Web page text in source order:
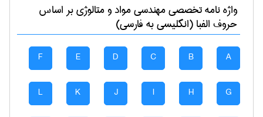
واژه نامه تخصصیمهندسی مواد و متالوژیبر اساس
حروف الفبا (انگلیسی به فارسی)
A
B
C
D
E
F
G
H
I
J
K
L